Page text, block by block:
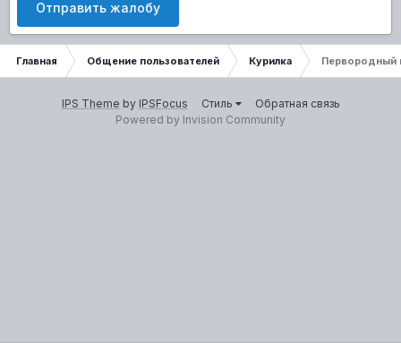
Отправить жалобу
Главная Общение пользователей Курилка Первородный
IPS Theme by IPSFocus Стиль
Обратная связь
Powered by Invision Community